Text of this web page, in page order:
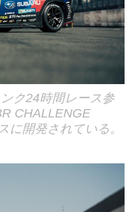
ク24時間レース参
CHALLENGE
に開発されている。